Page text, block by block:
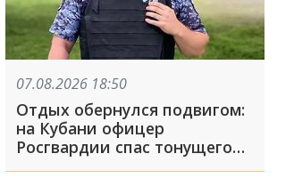
07.08.2026 18:50
Отдых обернулся подвигом:
на Кубани офицер
Росгвардии спас тонущего
мальчика на Должанской